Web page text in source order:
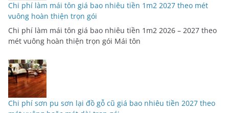
Chi phí làm mái tôn giá bao nhiêu tiền 1m2 2027 theo mét
vuông hoàn thiện trọn gói
Chi phí làm mái tôn giá bao nhiêu tiền 1m2 2026 – 2027 theo
mét vuông hoàn thiện trọn gói Mái tôn
Chi phí sơn pu sơn lại đồ gỗ cũ giá bao nhiêu tiền 2027 theo